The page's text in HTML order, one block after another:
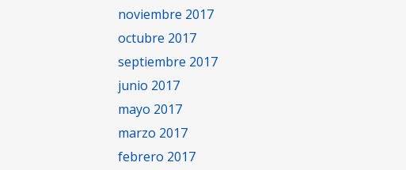
noviembre 2017
octubre 2017
septiembre 2017
junio 2017
mayo 2017
marzo 2017
febrero 2017